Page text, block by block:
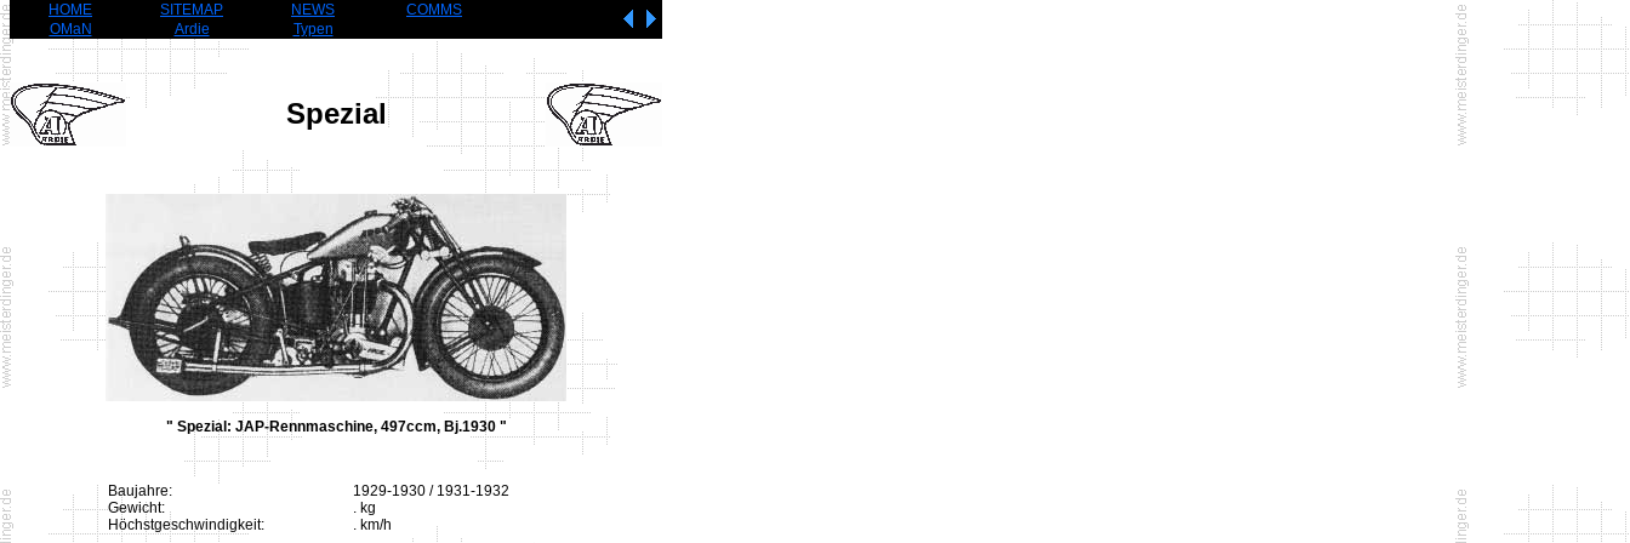
HOME SITEMAP NEWS
COMMS
OMaN
Ardie Typen
Spezial
" Spezial: JAP-Rennmaschine, 497ccm, Bj.1930 "
Baujahre:
1929-1930 / 1931-1932
Gewicht:
. kg
Höchstgeschwindigkeit:
. km/h